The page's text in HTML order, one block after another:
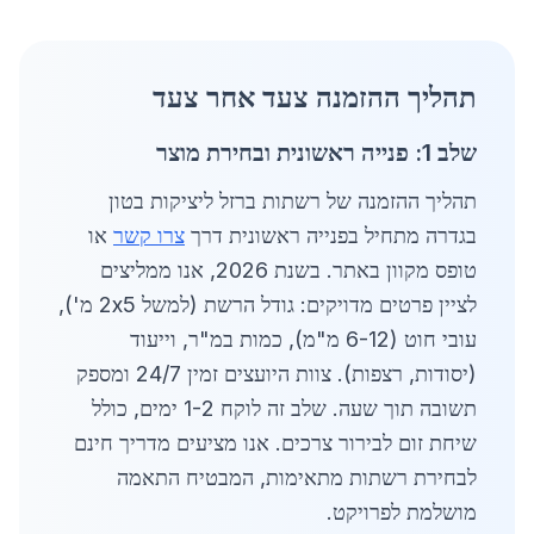
תהליך ההזמנה צעד אחר צעד
שלב 1: פנייה ראשונית ובחירת מוצר
תהליך ההזמנה של רשתות ברזל ליציקות בטון
בגדרה מתחיל בפנייה ראשונית דרך צרו קשר או
טופס מקוון באתר. בשנת 2026, אנו ממליצים
לציין פרטים מדויקים: גודל הרשת (למשל 2x5 מ'),
עובי חוט (6-12 מ"מ), כמות במ"ר, וייעוד
(יסודות, רצפות). צוות היועצים זמין 24/7 ומספק
תשובה תוך שעה. שלב זה לוקח 1-2 ימים, כולל
שיחת זום לבירור צרכים. אנו מציעים מדריך חינם
לבחירת רשתות מתאימות, המבטיח התאמה
מושלמת לפרויקט.